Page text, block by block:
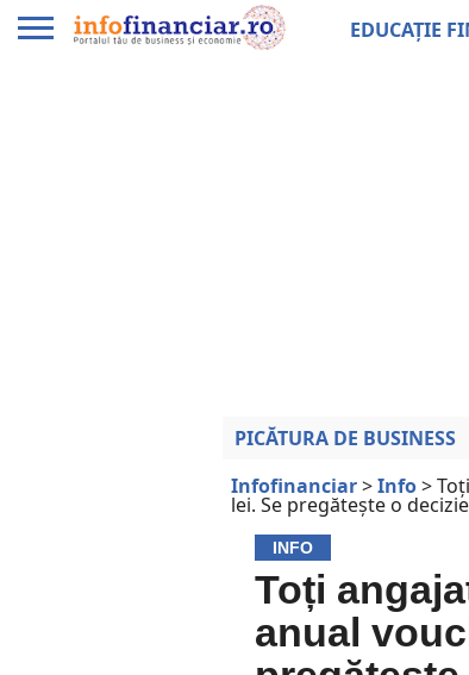
EDUCAȚIE
PICĂTURA DE BUSINESS
Infofinanciar>Info>
lei. Se pregătește o
INFO
Toți
anual